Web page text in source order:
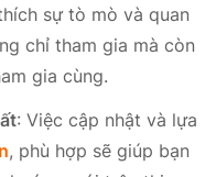
sự tò mò và quan
chỉ tham gia mà còn
gia cùng.
: Việc cập nhật và lựa
, phù hợp sẽ giúp bạn